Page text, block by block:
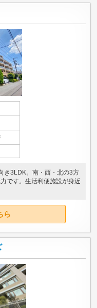
き3LDK。南・西・北の3方
です。生活利便施設が身近
ら